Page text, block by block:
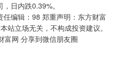
日内跌0.39%。
编辑：98 郑重声明：东方财富
站立场无关，不构成投资建议。
富网 分享到微信朋友圈